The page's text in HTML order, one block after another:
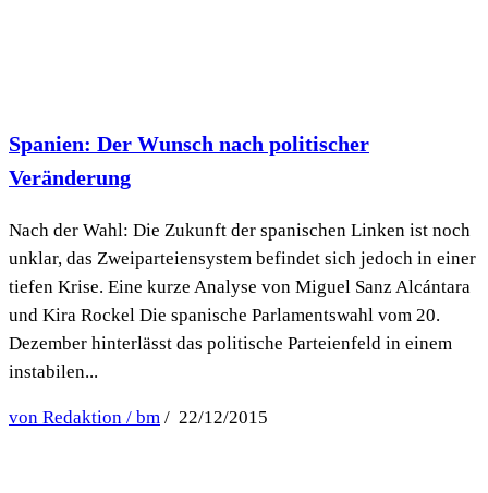
Spanien: Der Wunsch nach politischer
Veränderung
Nach der Wahl: Die Zukunft der spanischen Linken ist noch
unklar, das Zweiparteiensystem befindet sich jedoch in einer
tiefen Krise. Eine kurze Analyse von Miguel Sanz Alcántara
und Kira Rockel Die spanische Parlamentswahl vom 20.
Dezember hinterlässt das politische Parteienfeld in einem
instabilen...
von Redaktion / bm / 22/12/2015